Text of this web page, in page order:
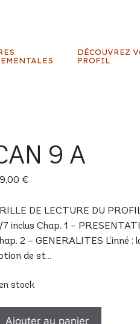
DÉCOUVREZ
PROFIL
9 A
€
DE LECTURE DU
inclus Chap. 1 –
2 – GENERALITES L’inné :
de st…
stock
Ajouter au panier